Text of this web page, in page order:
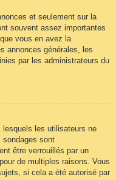
et seulement sur la
souvent assez importantes
vous en avez la
annonces générales, les
par les administrateurs du
lesquels les utilisateurs ne
sondages sont
être verrouillés par un
de multiples raisons. Vous
si cela a été autorisé par